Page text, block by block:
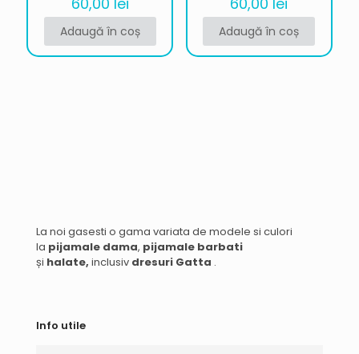
Adaugă în coș Adaugă în coș
La noi gasesti o gama variata de modele si culori
la pijamale dama, pijamale barbati
și halate, inclusiv dresuri Gatta .
Info utile